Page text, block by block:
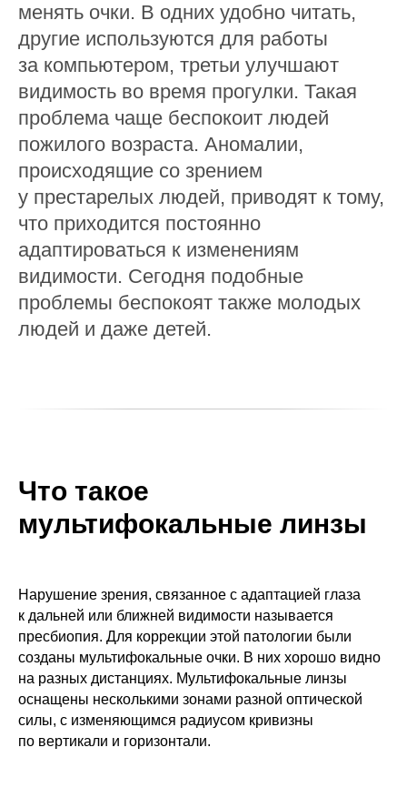
менять очки. В одних удобно читать,
другие используются для работы
за компьютером, третьи улучшают
видимость во время прогулки. Такая
проблема чаще беспокоит людей
пожилого возраста. Аномалии,
происходящие со зрением
у престарелых людей, приводят к тому,
что приходится постоянно
адаптироваться к изменениям
видимости. Сегодня подобные
проблемы беспокоят также молодых
людей и даже детей.
Что такое
мультифокальные линзы
Нарушение зрения, связанное с адаптацией глаза
к дальней или ближней видимости называется
пресбиопия. Для коррекции этой патологии были
созданы мультифокальные очки. В них хорошо видно
на разных дистанциях. Мультифокальные линзы
оснащены несколькими зонами разной оптической
силы, с изменяющимся радиусом кривизны
по вертикали и горизонтали.